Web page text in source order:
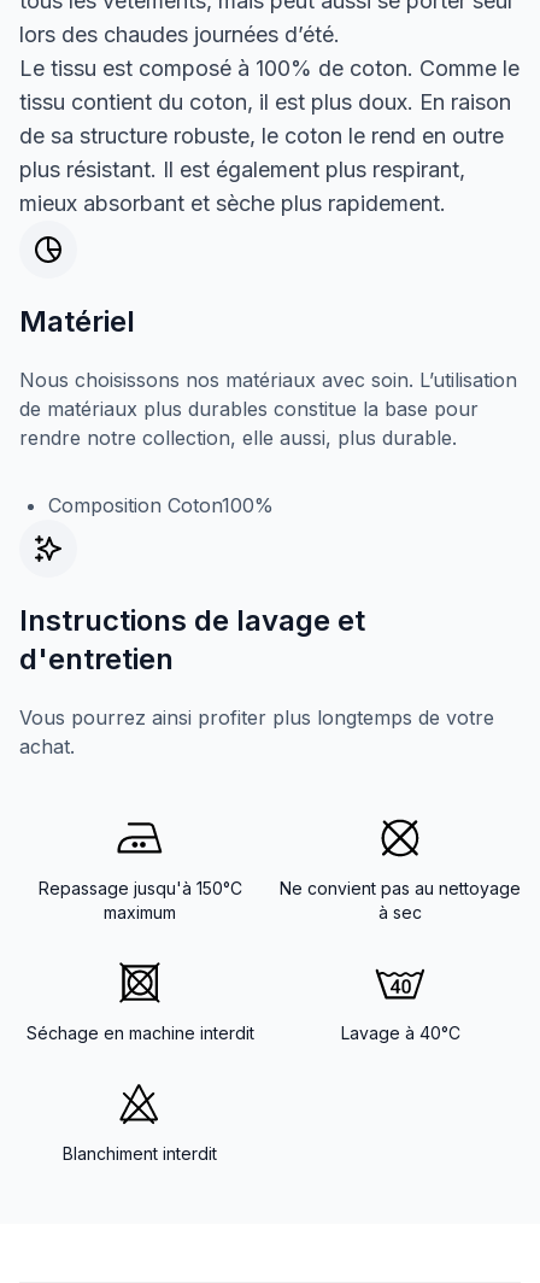
lors des chaudes journées d’été.
Le tissu est composé à 100% de coton. Comme le
tissu contient du coton, il est plus doux. En raison
de sa structure robuste, le coton le rend en outre
plus résistant. Il est également plus respirant,
mieux absorbant et sèche plus rapidement.
Matériel
Nous choisissons nos matériaux avec soin. L’utilisation
de matériaux plus durables constitue la base pour
rendre notre collection, elle aussi, plus durable.
Composition Coton100%
Instructions de lavage et
d'entretien
Vous pourrez ainsi profiter plus longtemps de votre
achat.
Repassage jusqu'à 150°C
maximum
Ne convient pas au nettoyage
à sec
Séchage en machine interdit Lavage à 40°C
Blanchiment interdit